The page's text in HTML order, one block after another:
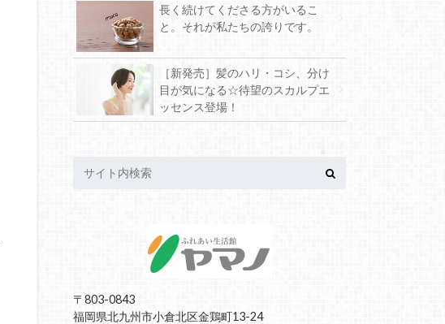
長く続けてくださる方がいるこ
と。それが私たちの誇りです。
［新発売］髪のハリ・コシ、分け
目が気になる☆待望のスカルプエ
ッセンス登場！
〒803-0843
福岡県北九州市小倉北区金鶏町13-24